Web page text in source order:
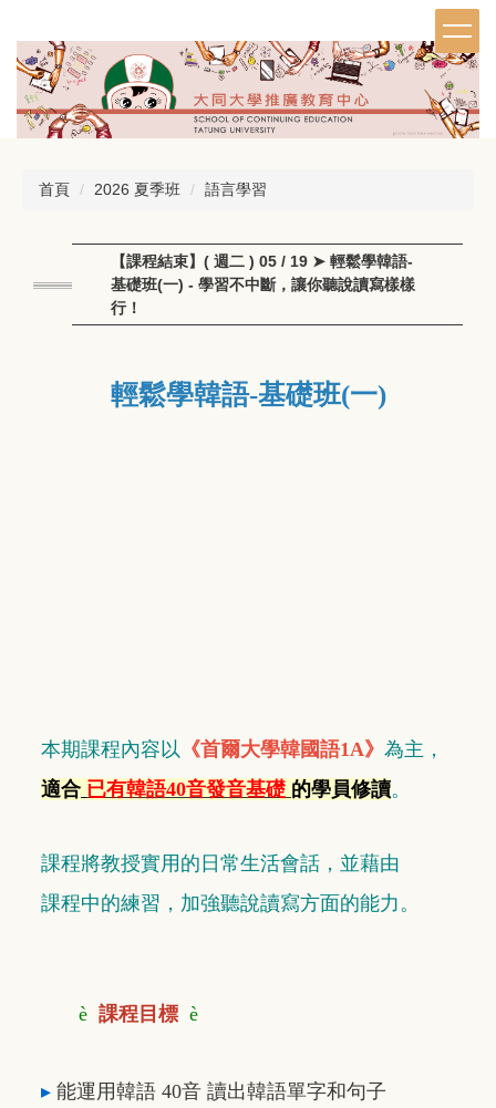
到
主
內
首頁
2026 夏季班 語言學習
【課程結束】( 週二 ) 05 / 19 ➤ 輕鬆學韓語-
基礎班(一) - 學習不中斷，讓你聽說讀寫樣樣
行！
輕鬆學韓語-基礎班(一)
本期課程內容以 《首爾大學韓國語1A》 為主，
適合 已有韓語40音發音基礎 的學員修讀。
課程將教授實用的日常生活會話， 並藉由
課程中的練習，加強聽說讀寫方面的能力。
è 課程目標 è
▸ 能運用韓語 40音 讀出韓語單字和句子